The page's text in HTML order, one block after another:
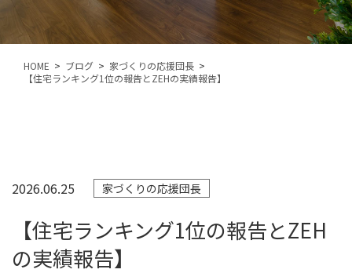
HOME ブログ
家づくりの応援団長
【住宅ランキング1位の報告とZEHの実績報告】
2026.06.25 家づくりの応援団長
【住宅ランキング1位の報告とZEH
の実績報告】